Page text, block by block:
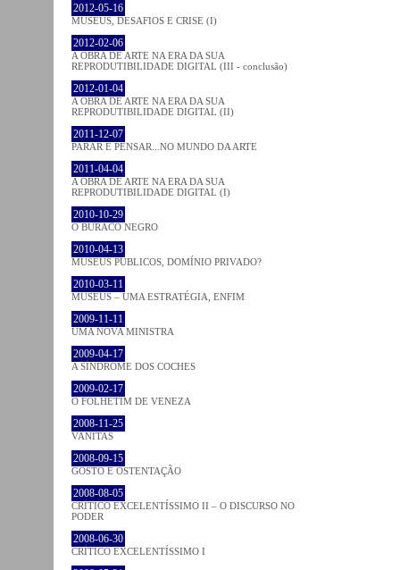
2012-05-16
MUSEUS, DESAFIOS E CRISE (I)
2012-02-06
A OBRA DE ARTE NA ERA DA SUA
REPRODUTIBILIDADE DIGITAL (III - conclusão)
2012-01-04
A OBRA DE ARTE NA ERA DA SUA
REPRODUTIBILIDADE DIGITAL (II)
2011-12-07
PARAR E PENSAR...NO MUNDO DA ARTE
2011-04-04
A OBRA DE ARTE NA ERA DA SUA
REPRODUTIBILIDADE DIGITAL (I)
2010-10-29
O BURACO NEGRO
2010-04-13
MUSEUS PÚBLICOS, DOMÍNIO PRIVADO?
2010-03-11
MUSEUS – UMA ESTRATÉGIA, ENFIM
2009-11-11
UMA NOVA MINISTRA
2009-04-17
A SÍNDROME DOS COCHES
2009-02-17
O FOLHETIM DE VENEZA
2008-11-25
VANITAS
2008-09-15
GOSTO E OSTENTAÇÃO
2008-08-05
CRÍTICO EXCELENTÍSSIMO II – O DISCURSO NO
PODER
2008-06-30
CRÍTICO EXCELENTÍSSIMO I